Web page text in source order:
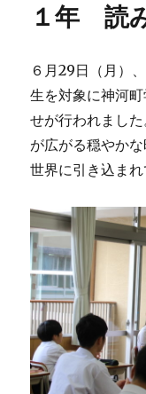
１年 読
６月29日（月）
生を対象に神河
せが行われまし
が広がる穏やか
世界に引き込まれ